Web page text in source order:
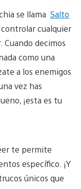
se llama Salto
controlar cualquier
decimos
como una
a los enemigos
vez has
¡esta es tu
te permite
específico. ¡Y
únicos que